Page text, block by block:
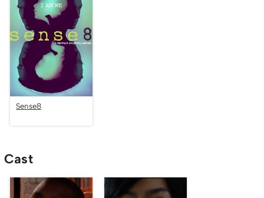
Sense8
Cast